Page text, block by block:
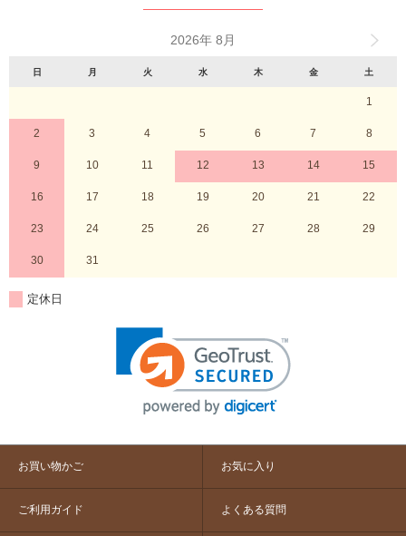
2026年 8月
日 月 火 水 木 金 土
1
2 3 4 5 6 7 8
9 10 11 12 13 14 15
16 17 18 19 20 21 22
23 24 25 26 27 28 29
30 31
定休日
お買い物かご お気に入り
ご利用ガイド よくある質問